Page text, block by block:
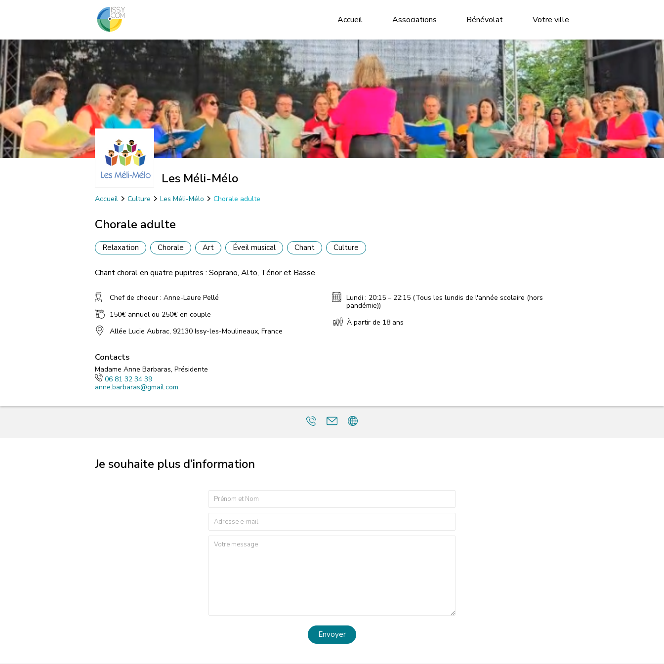
Accueil Associations Bénévolat Votre ville
Les Méli-Mélo
Accueil Culture Les Méli-Mélo Chorale adulte
Chorale adulte
Relaxation Chorale Art Éveil musical Chant Culture
Chant choral en quatre pupitres : Soprano, Alto, Ténor et Basse
Chef de choeur : Anne-Laure Pellé
150€ annuel ou 250€ en couple
Allée Lucie Aubrac, 92130 Issy-les-Moulineaux, France
Lundi : 20:15 – 22:15 (Tous les lundis de l'année scolaire (hors
pandémie))
À partir de 18 ans
Contacts
Madame Anne Barbaras, Présidente
06 81 32 34 39
anne.barbaras@gmail.com
Je souhaite plus d’information
Envoyer